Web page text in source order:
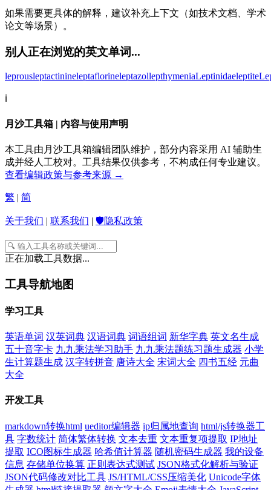
如果需要更具体的解释，建议补充上下文（如技术文档、学术
论文等场景）。
别人正在浏览的英文单词...
leprousleptactinineleptaflorineleptazollepthymeniaLeptinidaeleptite
ℹ️
月沙工具箱 | 内容与使用声明
本工具由月沙工具箱编辑团队维护，部分内容采用 AI 辅助生
成并经人工校对。工具结果仅供参考，不构成任何专业建议。
查看编辑政策与参考来源 →
繁 | 简
关于我们 | 联系我们 | 🛡️隐私政策
正在加载工具数据...
工具导航地图
学习工具
英语单词 汉英词典 汉语词典 词语组词 新华字典 英文名生成
五十音字卡 九九乘法学习助手 九九乘法题练习题生成器 小学
生计算题生成 汉字转拼音 唐诗大全 宋词大全 四书五经 元曲
大全
开发工具
markdown转换html ueditor编辑器 ip归属地查询 html/js转换器工
具 字数统计 简体繁体转换 文本去重 文本重复项提取 IP地址
提取 ICO图标生成器 哈希值计算器 随机密码生成器 我的设备
信息 存储单位换算 正则表达式测试 JSON格式化解析与验证
JSON代码修改对比工具 JS/HTML/CSS压缩美化 Unicode字体